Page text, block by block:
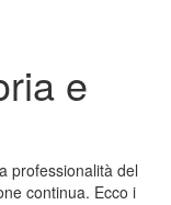
e
professionalità del
continua. Ecco i